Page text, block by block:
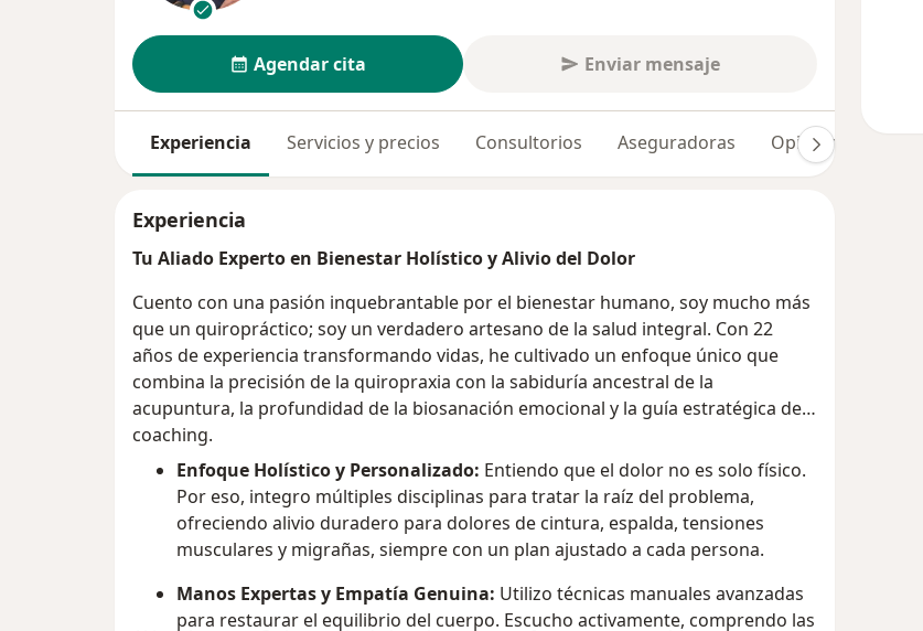
Agendar cita Enviar mensaje
Experiencia Servicios y precios Consultorios Aseguradoras Opiniones (83)
Experiencia
Tu Aliado Experto en Bienestar Holístico y Alivio del Dolor
Cuento con una pasión inquebrantable por el bienestar humano, soy mucho más
que un quiropráctico; soy un verdadero artesano de la salud integral. Con 22
años de experiencia transformando vidas, he cultivado un enfoque único que
combina la precisión de la quiropraxia con la sabiduría ancestral de la
acupuntura, la profundidad de la biosanación emocional y la guía estratégica del
coaching.
Enfoque Holístico y Personalizado: Entiendo que el dolor no es solo físico.
Por eso, integro múltiples disciplinas para tratar la raíz del problema,
ofreciendo alivio duradero para dolores de cintura, espalda, tensiones
musculares y migrañas, siempre con un plan ajustado a cada persona.
Manos Expertas y Empatía Genuina: Utilizo técnicas manuales avanzadas
para restaurar el equilibrio del cuerpo. Escucho activamente, comprendo las